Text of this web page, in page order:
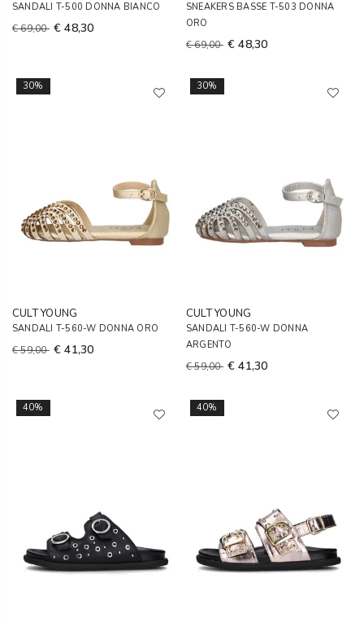
SANDALI T-500 DONNA BIANCO
€ 69,00 € 48,30
SNEAKERS BASSE T-503 DONNA
ORO
€ 69,00 € 48,30
30%
CULT YOUNG
SANDALI T-560-W DONNA ORO
€ 59,00 € 41,30
30%
CULT YOUNG
SANDALI T-560-W DONNA
ARGENTO
€ 59,00 € 41,30
40% 40%